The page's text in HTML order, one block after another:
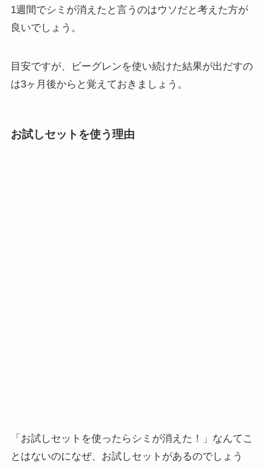
1週間でシミが消えたと言うのはウソだと考えた方が
良いでしょう。
目安ですが、ビーグレンを使い続けた結果が出だすの
は3ヶ月後からと覚えておきましょう。
お試しセットを使う理由
「お試しセットを使ったらシミが消えた！」なんてこ
とはないのになぜ、お試しセットがあるのでしょう